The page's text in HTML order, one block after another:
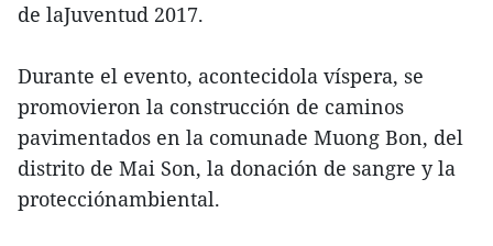
de laJuventud 2017.
Durante el evento, acontecidola víspera, se
promovieron la construcción de caminos
pavimentados en la comunade Muong Bon, del
distrito de Mai Son, la donación de sangre y la
protecciónambiental.